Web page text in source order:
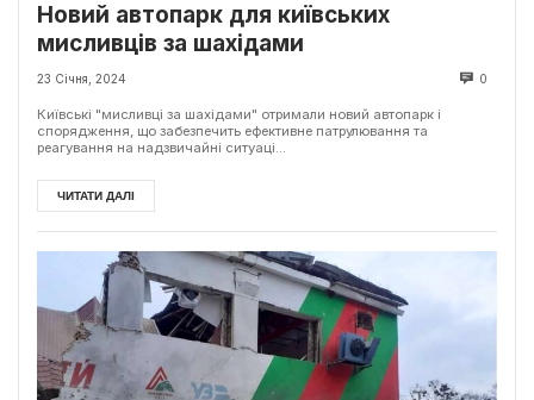
Новий автопарк для київських
мисливців за шахідами
23 Січня, 2024 0
Київські "мисливці за шахідами" отримали новий автопарк і
спорядження, що забезпечить ефективне патрулювання та
реагування на надзвичайні ситуаці...
ЧИТАТИ ДАЛІ